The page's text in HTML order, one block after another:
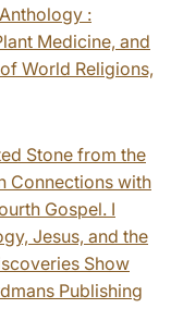
:
Medicine, and
World Religions,
Stone from the
Connections with
Gospel. I
Jesus, and the
Show
Publishing